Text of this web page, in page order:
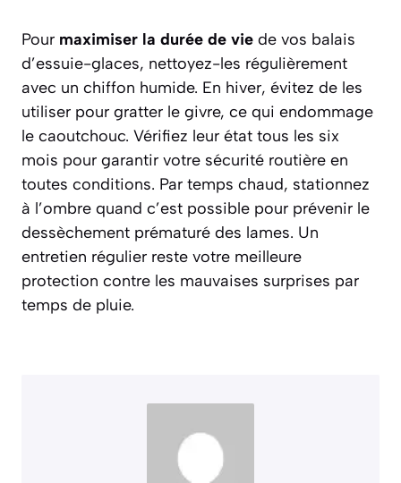
Pour maximiser la durée de vie de vos balais
d’essuie-glaces, nettoyez-les régulièrement
avec un chiffon humide. En hiver, évitez de les
utiliser pour gratter le givre, ce qui endommage
le caoutchouc. Vérifiez leur état tous les six
mois pour garantir votre sécurité routière en
toutes conditions. Par temps chaud, stationnez
à l’ombre quand c’est possible pour prévenir le
dessèchement prématuré des lames. Un
entretien régulier reste votre meilleure
protection contre les mauvaises surprises par
temps de pluie.